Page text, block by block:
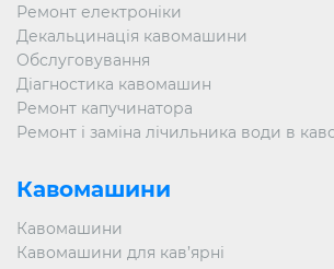
Ремонт електроніки
Декальцинація кавомашини
Обслуговування
Діагностика кавомашин
Ремонт капучинатора
Ремонт і заміна лічильника води в
Кавомашини
Кавомашини
Кавомашини для кав’ярні